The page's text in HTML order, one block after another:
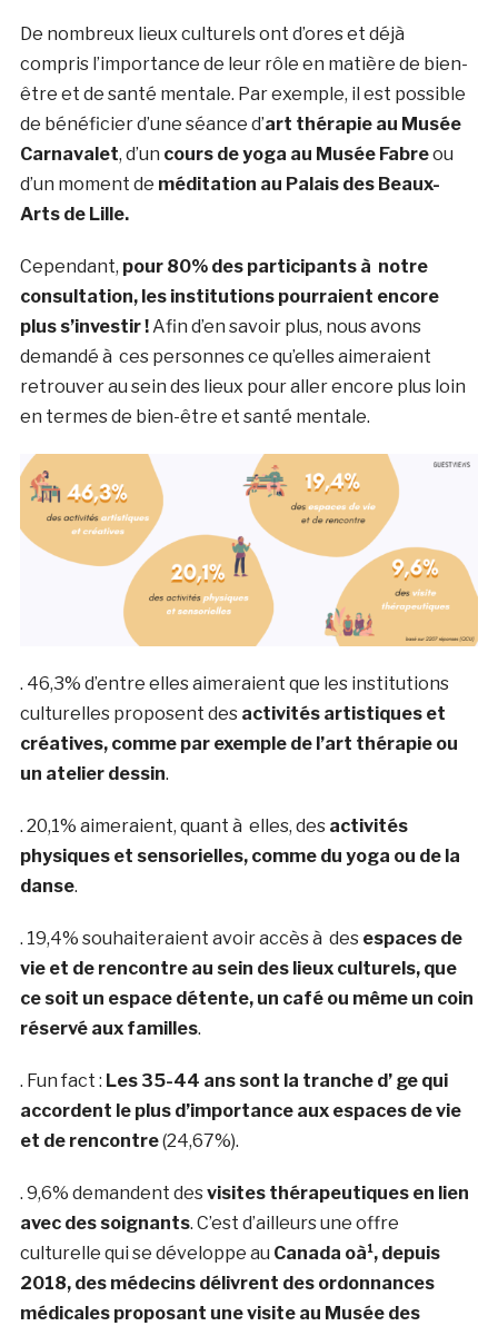
De nombreux lieux culturels ont d’ores et déjà
compris l’importance de leur rôle en matière de bien-
être et de santé mentale. Par exemple, il est possible
de bénéficier d’une séance d’art thérapie au Musée
Carnavalet, d’un cours de yoga au Musée Fabreou
d’un moment de méditation au Palais des Beaux-
Arts de Lille.
Cependant, pour 80% des participants à notre
consultation, les institutions pourraient encore
plus s’investir !Afin d’en savoir plus, nous avons
demandé à ces personnes ce qu’elles aimeraient
retrouver au sein des lieux pour aller encore plus loin
en termes de bien-être et santé mentale.
. 46,3% d’entre elles aimeraient que les institutions
culturelles proposent des activités artistiques et
créatives, comme par exemple de l’art thérapie ou
un atelier dessin.
. 20,1% aimeraient, quant à elles, des activités
physiques et sensorielles, comme du yoga ou de la
danse.
. 19,4% souhaiteraient avoir accès à des espaces de
vie et de rencontre au sein des lieux culturels, que
ce soit un espace détente, un café ou même un coin
réservé aux familles.
. Fun fact : Les 35-44 ans sont la tranche d’ ge qui
accordent le plus d’importance aux espaces de vie
et de rencontre(24,67%).
. 9,6% demandent desvisites thérapeutiques en lien
avec des soignants. C’est d’ailleurs une offre
culturelle qui se développe au Canada oà¹, depuis
2018, des médecins délivrent des ordonnances
médicales proposant une visite au Musée des